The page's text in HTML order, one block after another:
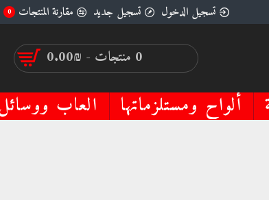
تسجيل الدخول تسجيل جديد مقارنة المنتجات 0
0 منتجات - ₪0.00
ألواح ومستلزماتها العاب